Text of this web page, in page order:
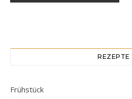
REZEPTE
Frühstück